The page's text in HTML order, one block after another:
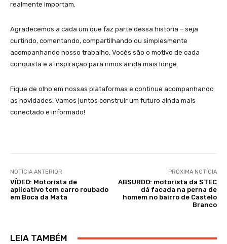
realmente importam.
Agradecemos a cada um que faz parte dessa história – seja
curtindo, comentando, compartilhando ou simplesmente
acompanhando nosso trabalho. Vocês são o motivo de cada
conquista e a inspiração para irmos ainda mais longe.
Fique de olho em nossas plataformas e continue acompanhando
as novidades. Vamos juntos construir um futuro ainda mais
conectado e informado!
NOTÍCIA ANTERIOR
VÍDEO: Motorista de
aplicativo tem carro roubado
em Boca da Mata
PRÓXIMA NOTÍCIA
ABSURDO: motorista da STEC
dá facada na perna de
homem no bairro de Castelo
Branco
LEIA TAMBÉM